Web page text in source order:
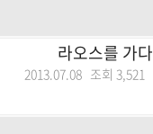
라오스를 가다
2013.07.08 조회 3,521